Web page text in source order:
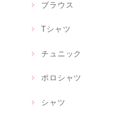
ブラウス
Tシャツ
チュニック
ポロシャツ
シャツ